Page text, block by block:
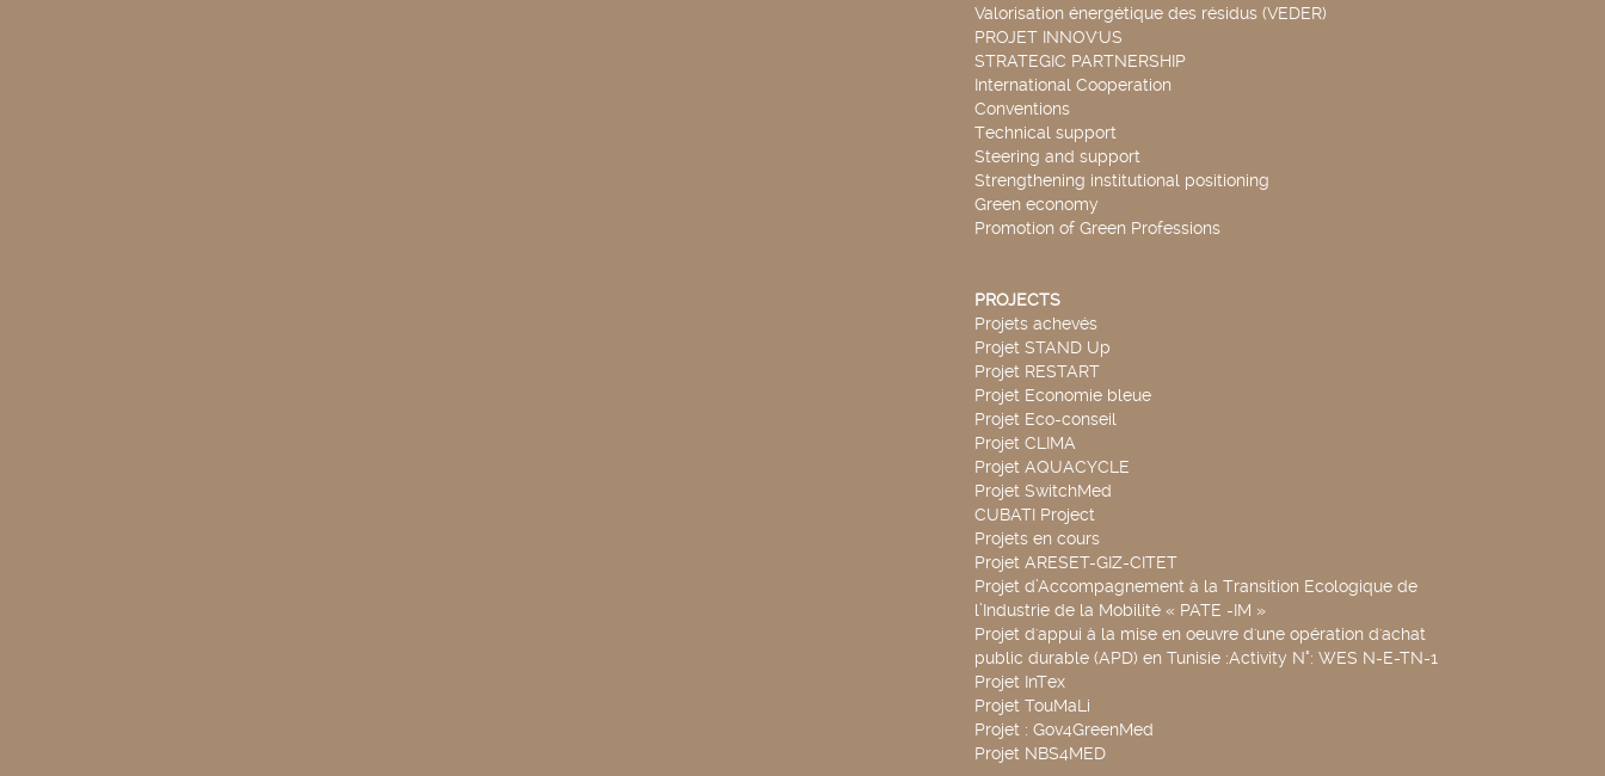
Valorisation énergétique des résidus (VEDER)
PROJET INNOV'US
STRATEGIC PARTNERSHIP
International Cooperation
Conventions
Technical support
Steering and support
Strengthening institutional positioning
Green economy
Promotion of Green Professions
PROJECTS
Projets achevés
Projet STAND Up
Projet RESTART
Projet Economie bleue
Projet Eco-conseil
Projet CLIMA
Projet AQUACYCLE
Projet SwitchMed
CUBATI Project
Projets en cours
Projet ARESET-GIZ-CITET
Projet d’Accompagnement à la Transition Ecologique de
l’Industrie de la Mobilité « PATE -IM »
Projet d'appui à la mise en oeuvre d'une opération d'achat
public durable (APD) en Tunisie :Activity N°: WES N-E-TN-1
Projet InTex
Projet TouMaLi
Projet : Gov4GreenMed
Projet NBS4MED